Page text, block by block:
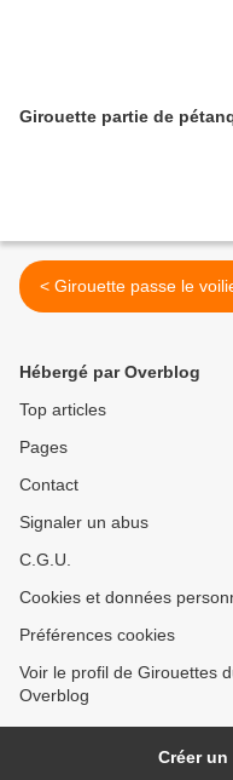
Girouette partie de
< Girouette passe le
Hébergé par Overblog
Top articles
Pages
Contact
Signaler un abus
C.G.U.
Cookies et données
Préférences cookies
Voir le profil de Girouettes
Overblog
Créer